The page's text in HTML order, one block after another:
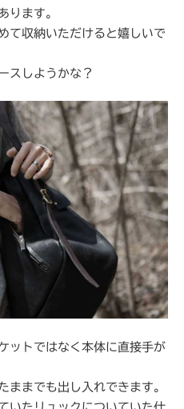
ります。
て収納いただけると嬉しいで
スしようかな？
ットではなく本体に直接手が
ままでも出し入れできます。